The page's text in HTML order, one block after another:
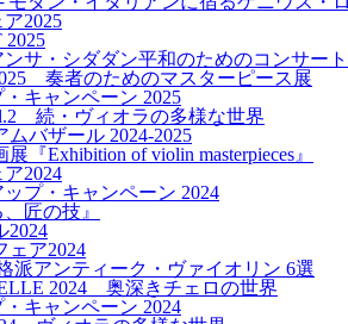
2025
2025
サ・シダダン平和のためのコンサート
奏者のためのマスターピース展
キャンペーン 2025
続・ヴィオラの多様な世界
バザール 2024-2025
『Exhibition of violin masterpieces』
2024
プ・キャンペーン 2024
匠の技』
2024
ェア2024
派アンティーク・ヴァイオリン 6選
2024 奥深きチェロの世界
キャンペーン 2024